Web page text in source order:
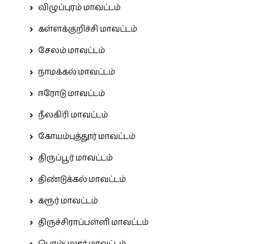
விழுப்புரம் மாவட்டம்
கள்ளக்குறிச்சி மாவட்டம்
சேலம் மாவட்டம்
நாமக்கல் மாவட்டம்
ஈரோடு மாவட்டம்
நீலகிரி மாவட்டம்
கோயம்புத்தூர் மாவட்டம்
திருப்பூர் மாவட்டம்
திண்டுக்கல் மாவட்டம்
கரூர் மாவட்டம்
திருச்சிராப்பள்ளி மாவட்டம்